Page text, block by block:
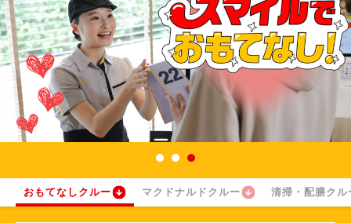
おもてなしクルー マクドナルドクルー 清掃・配膳クル